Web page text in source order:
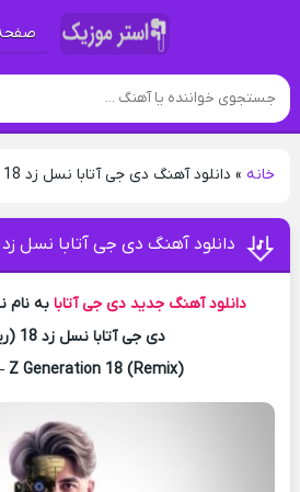
خانه» دانلود آهنگ دی جی آتابا نسل زد 18 (ریمیکس)
دانلود آهنگ دی جی آتابا نسل زد 18 (ریمیکس)
دانلود آهنگ جدید دی جی آتابا به نام نسل
دی جی آتابا نسل زد 18 (ریمیکس)
Z Generation 18 (Remix)